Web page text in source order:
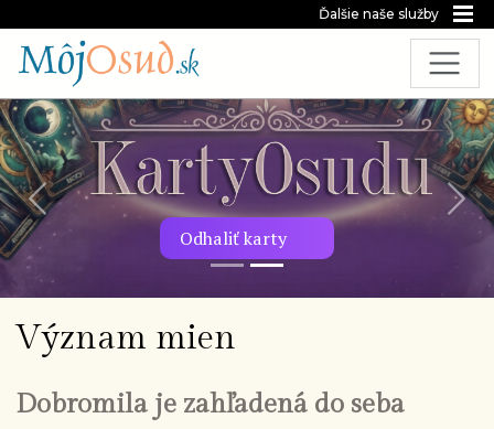
Ďalšie naše služby
Odhaliť karty
Predchádzajúca snímka
Význam mien
Dobromila je zahľadená do seba